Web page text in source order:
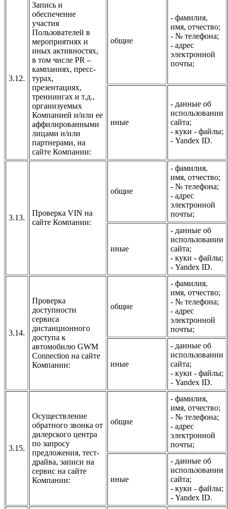
3.12.
Запись и
обеспечение
участия
Пользователей в
мероприятиях и
иных активностях,
в том числе PR –
кампаниях, пресс-
турах,
презентациях,
треннингах и т.д.,
организуемых
Компанией и/или ее
аффилированными
лицами и/или
партнерами, на
сайте Компании:
общие
- фамилия,
имя, отчество;
- № телефона;
- адрес
электронной
почты;
иные
- данные об
использовании
сайта;
- куки - файлы;
- Yandex ID.
3.13.
Проверка VIN на
сайте Компании:
общие
- фамилия,
имя, отчество;
- № телефона;
- адрес
электронной
почты;
иные
- данные об
использовании
сайта;
- куки - файлы;
- Yandex ID.
3.14.
Проверка
доступности
сервиса
дистанционного
доступа к
автомобилю GWM
Connection на сайте
Компании:
общие
- фамилия,
имя, отчество;
- № телефона;
- адрес
электронной
почты;
иные
- данные об
использовании
сайта;
- куки - файлы;
- Yandex ID.
3.15.
Осуществление
обратного звонка от
дилерского центра
по запросу
предложения, тест-
драйва, записи на
сервис на сайте
Компании:
общие
- фамилия,
имя, отчество;
- № телефона;
- адрес
электронной
почты;
иные
- данные об
использовании
сайта;
- куки - файлы;
- Yandex ID.